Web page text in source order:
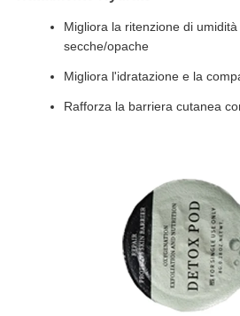
Migliora la ritenzione di
secche/opache
Migliora l'idratazione e la
Rafforza la barriera cutanea